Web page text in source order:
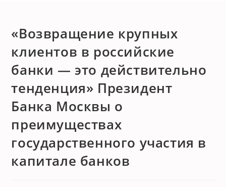
«Возвращение крупных
клиентов в российские
банки — это действительно
тенденция» Президент
Банка Москвы о
преимуществах
государственного участия в
капитале банков